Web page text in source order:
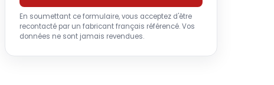
En soumettant ce formulaire, vous acceptez d'être
recontacté par un fabricant français référencé. Vos
données ne sont jamais revendues.